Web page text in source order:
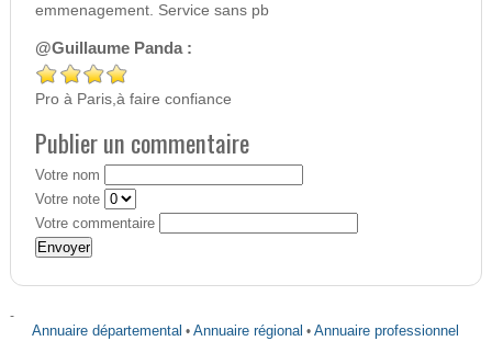
emmenagement. Service sans pb
@Guillaume Panda :
Pro à Paris,à faire confiance
Publier un commentaire
Votre nom
Votre note
Votre commentaire
-
Annuaire départemental •Annuaire régional •Annuaire professionnel